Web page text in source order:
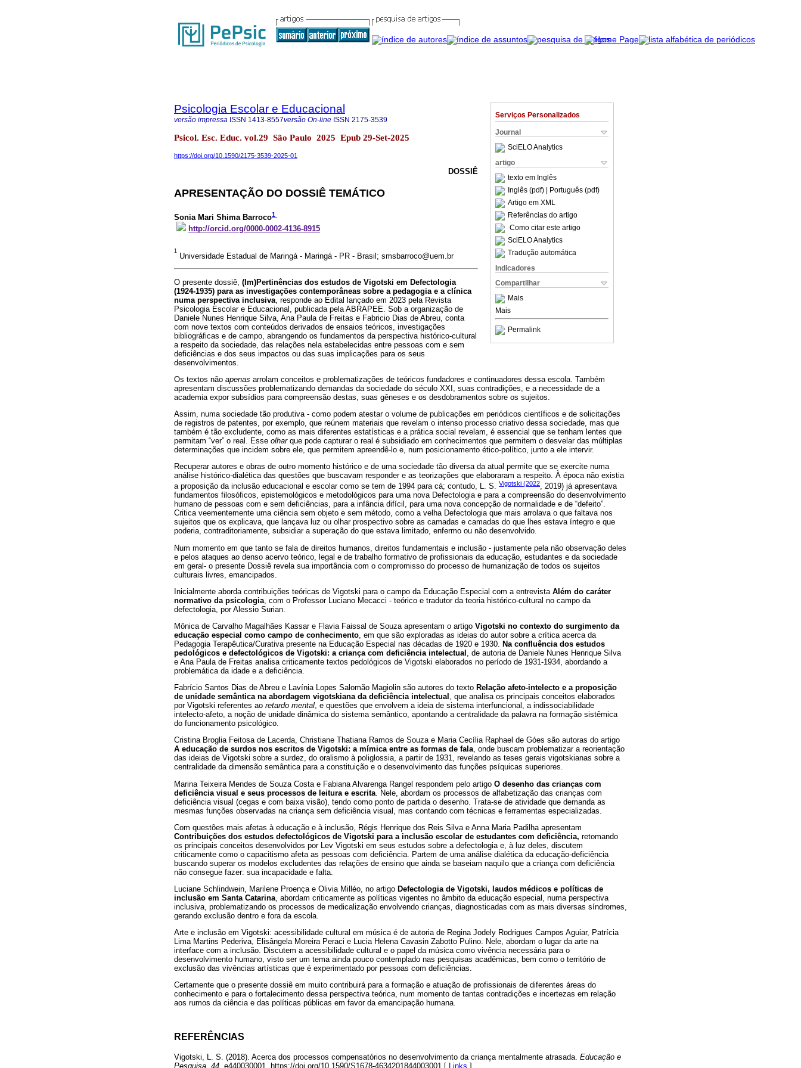
Serviços Personalizados
Journal
SciELO Analytics
artigo
texto em Inglês
Inglês (pdf)
| Português (pdf)
Artigo em XML
Referências do artigo
Como citar este artigo
SciELO Analytics
Tradução automática
Indicadores
Compartilhar
Mais
Mais
Permalink
Psicologia Escolar e Educacional
versão impressa ISSN 1413-8557versão On-line ISSN 2175-3539
Psicol. Esc. Educ. vol.29 São Paulo 2025 Epub 29-Set-2025
https://doi.org/10.1590/2175-3539-2025-01
DOSSIÊ
APRESENTAÇÃO DO DOSSIÊ TEMÁTICO
Sonia Mari Shima Barroco1
http://orcid.org/0000-0002-4136-8915
1
Universidade Estadual de Maringá - Maringá - PR - Brasil; smsbarroco@uem.br
O presente dossiê, (Im)Pertinências dos estudos de Vigotski em Defectologia
(1924-1935) para as investigações contemporâneas sobre a pedagogia e a clínica
numa perspectiva inclusiva , responde ao Edital lançado em 2023 pela Revista
Psicologia Escolar e Educacional, publicada pela ABRAPEE. Sob a organização de
Daniele Nunes Henrique Silva, Ana Paula de Freitas e Fabricio Dias de Abreu, conta
com nove textos com conteúdos derivados de ensaios teóricos, investigações
bibliográficas e de campo, abrangendo os fundamentos da perspectiva histórico-cultural
a respeito da sociedade, das relações nela estabelecidas entre pessoas com e sem
deficiências e dos seus impactos ou das suas implicações para os seus
desenvolvimentos.
Os textos não apenas arrolam conceitos e problematizações de teóricos fundadores e continuadores dessa escola. Também
apresentam discussões problematizando demandas da sociedade do século XXI, suas contradições, e a necessidade de a
academia expor subsídios para compreensão destas, suas gêneses e os desdobramentos sobre os sujeitos.
Assim, numa sociedade tão produtiva - como podem atestar o volume de publicações em periódicos científicos e de solicitações
de registros de patentes, por exemplo, que reúnem materiais que revelam o intenso processo criativo dessa sociedade, mas que
também é tão excludente, como as mais diferentes estatísticas e a prática social revelam, é essencial que se tenham lentes que
permitam “ver” o real. Esse olharque pode capturar o real é subsidiado em conhecimentos que permitem o desvelar das múltiplas
determinações que incidem sobre ele, que permitem apreendê-lo e, num posicionamento ético-político, junto a ele intervir.
Recuperar autores e obras de outro momento histórico e de uma sociedade tão diversa da atual permite que se exercite numa
análise histórico-dialética das questões que buscavam responder e as teorizações que elaboraram a respeito. À época não existia
a proposição da inclusão educacional e escolar como se tem de 1994 para cá; contudo, L. S. Vigotski (2022, 2019) já apresentava
fundamentos filosóficos, epistemológicos e metodológicos para uma nova Defectologia e para a compreensão do desenvolvimento
humano de pessoas com e sem deficiências, para a infância difícil, para uma nova concepção de normalidade e de “defeito”.
Critica veementemente uma ciência sem objeto e sem método, como a velha Defectologia que mais arrolava o que faltava nos
sujeitos que os explicava, que lançava luz ou olhar prospectivo sobre as camadas e camadas do que lhes estava íntegro e que
poderia, contraditoriamente, subsidiar a superação do que estava limitado, enfermo ou não desenvolvido.
Num momento em que tanto se fala de direitos humanos, direitos fundamentais e inclusão - justamente pela não observação deles
e pelos ataques ao denso acervo teórico, legal e de trabalho formativo de profissionais da educação, estudantes e da sociedade
em geral- o presente Dossiê revela sua importância com o compromisso do processo de humanização de todos os sujeitos
culturais livres, emancipados.
Inicialmente aborda contribuições teóricas de Vigotski para o campo da Educação Especial com a entrevista Além do caráter
normativo da psicologia , com o Professor Luciano Mecacci - teórico e tradutor da teoria histórico-cultural no campo da
defectologia, por Alessio Surian.
Mônica de Carvalho Magalhães Kassar e Flavia Faissal de Souza apresentam o artigo Vigotski no contexto do surgimento da
educação especial como campo de conhecimento, em que são exploradas as ideias do autor sobre a crítica acerca da
Pedagogia Terapêutica/Curativa presente na Educação Especial nas décadas de 1920 e 1930. Na confluência dos estudos
pedológicos e defectológicos de Vigotski: a criança com deficiência intelectual , de autoria de Daniele Nunes Henrique Silva
e Ana Paula de Freitas analisa criticamente textos pedológicos de Vigotski elaborados no período de 1931-1934, abordando a
problemática da idade e a deficiência.
Fabrício Santos Dias de Abreu e Lavínia Lopes Salomão Magiolin são autores do texto Relação afeto-intelecto e a proposição
de unidade semântica na abordagem vigotskiana da deficiência intelectual , que analisa os principais conceitos elaborados
por Vigotski referentes ao retardo mental, e questões que envolvem a ideia de sistema interfuncional, a indissociabilidade
intelecto-afeto, a noção de unidade dinâmica do sistema semântico, apontando a centralidade da palavra na formação sistêmica
do funcionamento psicológico.
Cristina Broglia Feitosa de Lacerda, Christiane Thatiana Ramos de Souza e Maria Cecília Raphael de Góes são autoras do artigo
A educação de surdos nos escritos de Vigotski: a mímica entre as formas de fala, onde buscam problematizar a reorientação
das ideias de Vigotski sobre a surdez, do oralismo à poliglossia, a partir de 1931, revelando as teses gerais vigotskianas sobre a
centralidade da dimensão semântica para a constituição e o desenvolvimento das funções psíquicas superiores.
Marina Teixeira Mendes de Souza Costa e Fabiana Alvarenga Rangel respondem pelo artigo O desenho das crianças com
deficiência visual e seus processos de leitura e escrita . Nele, abordam os processos de alfabetização das crianças com
deficiência visual (cegas e com baixa visão), tendo como ponto de partida o desenho. Trata-se de atividade que demanda as
mesmas funções observadas na criança sem deficiência visual, mas contando com técnicas e ferramentas especializadas.
Com questões mais afetas à educação e à inclusão, Régis Henrique dos Reis Silva e Anna Maria Padilha apresentam
Contribuições dos estudos defectológicos de Vigotski para a inclusão escolar de estudantes com deficiência, retomando
os principais conceitos desenvolvidos por Lev Vigotski em seus estudos sobre a defectologia e, à luz deles, discutem
criticamente como o capacitismo afeta as pessoas com deficiência. Partem de uma análise dialética da educação-deficiência
buscando superar os modelos excludentes das relações de ensino que ainda se baseiam naquilo que a criança com deficiência
não consegue fazer: sua incapacidade e falta.
Luciane Schlindwein, Marilene Proença e Olivia Milléo, no artigo Defectologia de Vigotski, laudos médicos e políticas de
inclusão em Santa Catarina , abordam criticamente as políticas vigentes no âmbito da educação especial, numa perspectiva
inclusiva, problematizando os processos de medicalização envolvendo crianças, diagnosticadas com as mais diversas síndromes,
gerando exclusão dentro e fora da escola.
Arte e inclusão em Vigotski: acessibilidade cultural em música é de autoria de Regina Jodely Rodrigues Campos Aguiar, Patrícia
Lima Martins Pederiva, Elisângela Moreira Peraci e Lucia Helena Cavasin Zabotto Pulino. Nele, abordam o lugar da arte na
interface com a inclusão. Discutem a acessibilidade cultural e o papel da música como vivência necessária para o
desenvolvimento humano, visto ser um tema ainda pouco contemplado nas pesquisas acadêmicas, bem como o território de
exclusão das vivências artísticas que é experimentado por pessoas com deficiências.
Certamente que o presente dossiê em muito contribuirá para a formação e atuação de profissionais de diferentes áreas do
conhecimento e para o fortalecimento dessa perspectiva teórica, num momento de tantas contradições e incertezas em relação
aos rumos da ciência e das políticas públicas em favor da emancipação humana.
REFERÊNCIAS
Vigotski, L. S. (2018). Acerca dos processos compensatórios no desenvolvimento da criança mentalmente atrasada. Educação e
Pesquisa 44 , e440030001. https://doi.org/10.1590/S1678-4634201844003001 [ Links ]